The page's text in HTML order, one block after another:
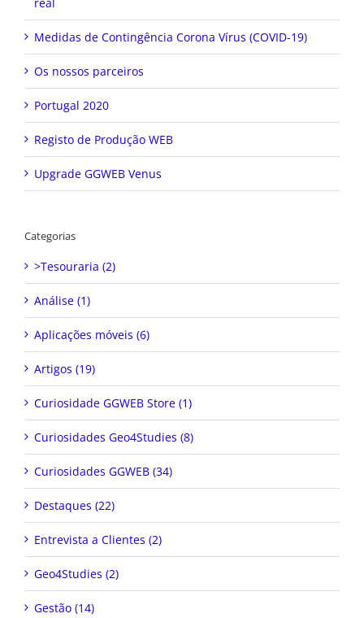
Medidas de Contingência Corona Vírus (COVID-19)
Os nossos parceiros
Portugal 2020
Registo de Produção WEB
Upgrade GGWEB Venus
Categorias
>Tesouraria (2)
Análise (1)
Aplicações móveis (6)
Artigos (19)
Curiosidade GGWEB Store (1)
Curiosidades Geo4Studies (8)
Curiosidades GGWEB (34)
Destaques (22)
Entrevista a Clientes (2)
Geo4Studies (2)
Gestão (14)